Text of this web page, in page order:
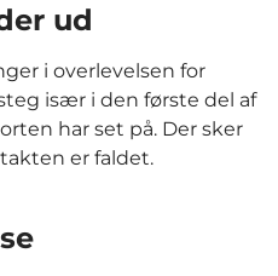
ud
i overlevelsen for
især i den første del af
har set på. Der sker
er faldet.